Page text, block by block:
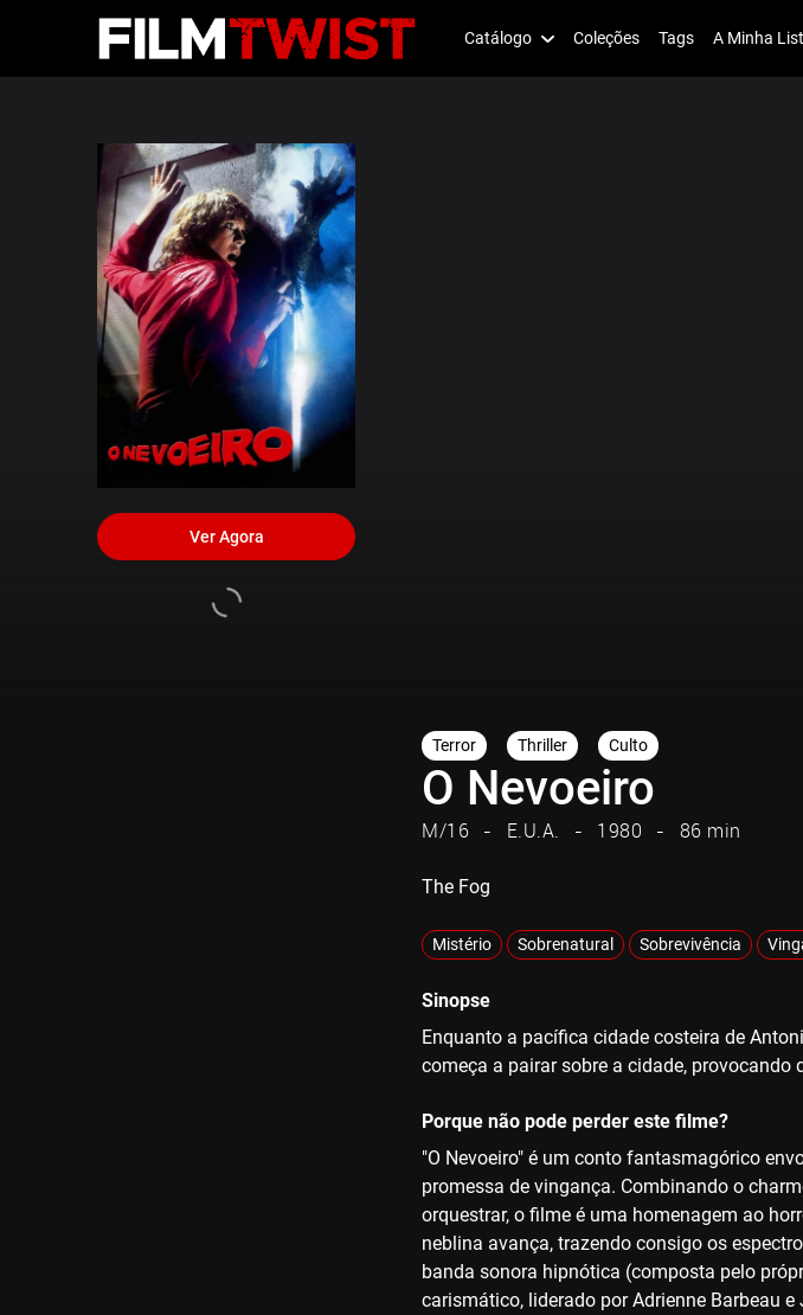
Catálogo Coleções Tags A Minha
Ver Agora
Terror Thriller Culto
O Nevoeiro
M/16 E.U.A. 1980 86 min
The Fog
Mistério Sobrenatural Sobrevivência
Sinopse
Enquanto a pacífica cidade costeira de
começa a pairar sobre a cidade,
Porque não pode perder este filme?
"O Nevoeiro" é um conto fantasmagórico
promessa de vingança. Combinando o
orquestrar, o filme é uma homenagem ao
neblina avança, trazendo consigo os
banda sonora hipnótica (composta pelo
carismático, liderado por Adrienne Barbeau